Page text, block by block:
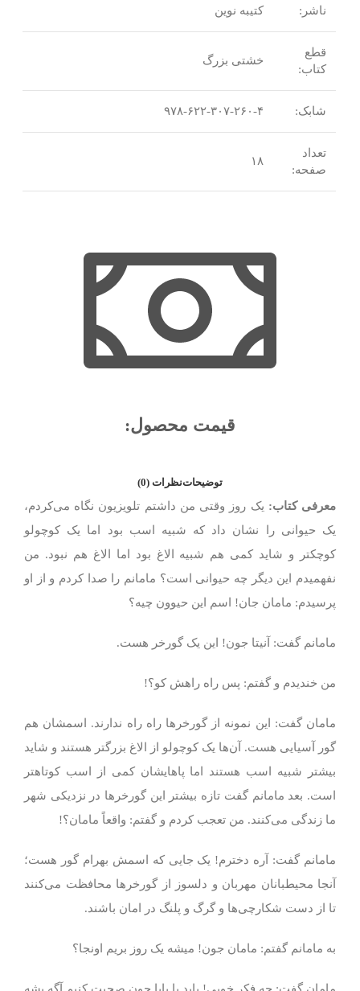
ناشر: کتیبه نوین
قطع
کتاب:
خشتی بزرگ
شابک: ۹۷۸-۶۲۲-۳۰۷-۲۶۰-۴
تعداد
صفحه:
۱۸
قیمت محصول:​
توضیحاتنظرات (0)
معرفی کتاب: یک روز وقتی من داشتم تلویزیون نگاه می‌کردم،
یک حیوانی را نشان داد که شبیه اسب بود اما یک کوچولو
کوچکتر و شاید کمی هم شبیه الاغ بود اما الاغ هم نبود. من
نفهمیدم این دیگر چه حیوانی است؟ مامانم را صدا کردم و از او
پرسیدم: مامان جان! اسم این حیوون چیه؟
مامانم گفت: آنیتا جون! این یک گورخر هست.
من خندیدم و گفتم: پس راه راهش کو؟!
مامان گفت: این نمونه از گورخرها راه راه ندارند. اسمشان هم
گور آسیایی هست. آن‌ها یک کوچولو از الاغ بزرگتر هستند و شاید
بیشتر شبیه اسب هستند اما پاهایشان کمی از اسب کوتاهتر
است. بعد مامانم گفت تازه بیشتر این گورخرها در نزدیکی شهر
ما زندگی می‌کنند. من تعجب کردم و گفتم: واقعاً مامان؟!
مامانم گفت: آره دخترم! یک جایی که اسمش بهرام گور هست؛
آنجا محیطبانان مهربان و دلسوز از گورخرها محافظت می‌کنند
تا از دست شکارچی‌ها و گرگ و پلنگ در امان باشند.
به مامانم گفتم: مامان جون! میشه یک روز بریم اونجا؟